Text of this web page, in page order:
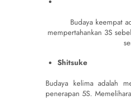
Budaya keempat
mempertahankan 3S
Shitsuke
Budaya kelima adalah
penerapan 5S.